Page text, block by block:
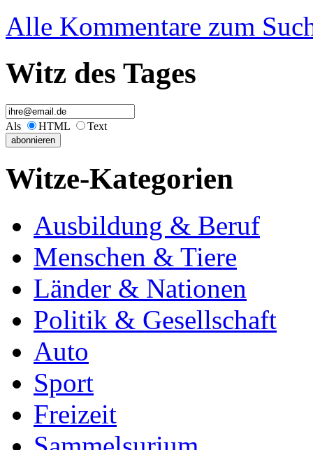
Alle Kommentare zum
Witz des Tages
Als HTML Text
Witze-Kategorien
Ausbildung & Beruf
Menschen & Tiere
Länder & Nationen
Politik & Gesellschaft
Auto
Sport
Freizeit